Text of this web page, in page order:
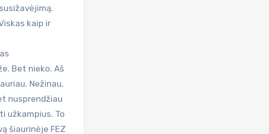
kaip ir
Bet nieko. Aš
Nežinau,
nusprendžiau
užkampius. To
šiaurinėje FEZ